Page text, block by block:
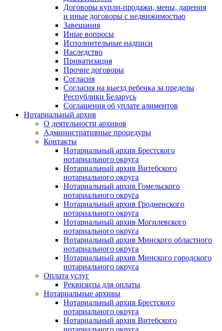
Договоры купли-продажи, мены, дарения
и иные договоры с недвижимостью
Завещания
Иные вопросы
Исполнительные надписи
Наследство
Приватизация
Прочие договоры
Согласия
Согласия на выезд ребенка за пределы
Республики Беларусь
Соглашения об уплате алиментов
Нотариальный архив
О деятельности архивов
Административные процедуры
Контакты
Нотариальный архив Брестского
нотариального округа
Нотариальный архив Витебского
нотариального округа
Нотариальный архив Гомельского
нотариального округа
Нотариальный архив Гродненского
нотариального округа
Нотариальный архив Могилевского
нотариального округа
Нотариальный архив Минского областного
нотариального округа
Нотариальный архив Минского городского
нотариального округа
Оплата услуг
Реквизиты для оплаты
Нотариальные архивы
Нотариальный архив Брестского
нотариального округа
Нотариальный архив Витебского
нотариального округа